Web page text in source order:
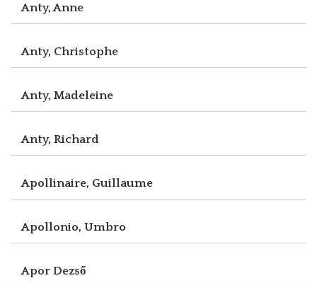
Anty, Anne
Anty, Christophe
Anty, Madeleine
Anty, Richard
Apollinaire, Guillaume
Apollonio, Umbro
Apor Dezső